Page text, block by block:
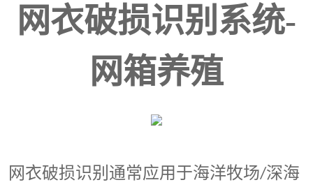
网衣破损识别系统-
网箱养殖
网衣破损识别通常应用于海洋牧场/深海